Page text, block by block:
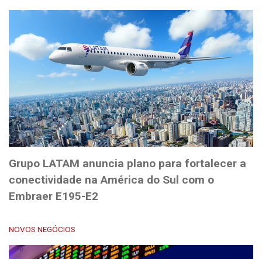
Grupo LATAM anuncia plano para fortalecer a
conectividade na América do Sul com o
Embraer E195-E2
NOVOS NEGÓCIOS